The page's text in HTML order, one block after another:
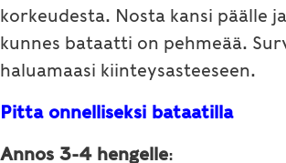
korkeudesta. Nosta kansi päälle
kunnes bataatti on pehmeää.
haluamaasi kiinteysasteeseen.
Pitta onnelliseksi bataatilla
Annos 3-4 hengelle: